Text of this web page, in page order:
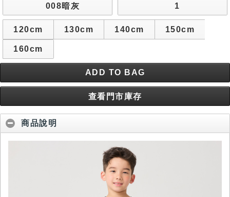
008暗灰 1
120cm 130cm 140cm 150cm
160cm
ADD TO BAG
查看門市庫存
商品說明